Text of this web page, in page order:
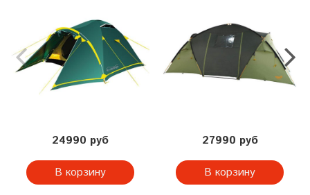
24990 руб
В корзину
27990 руб
В корзину